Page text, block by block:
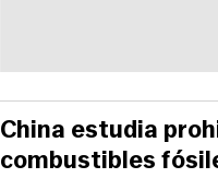
China estudia
combustibles